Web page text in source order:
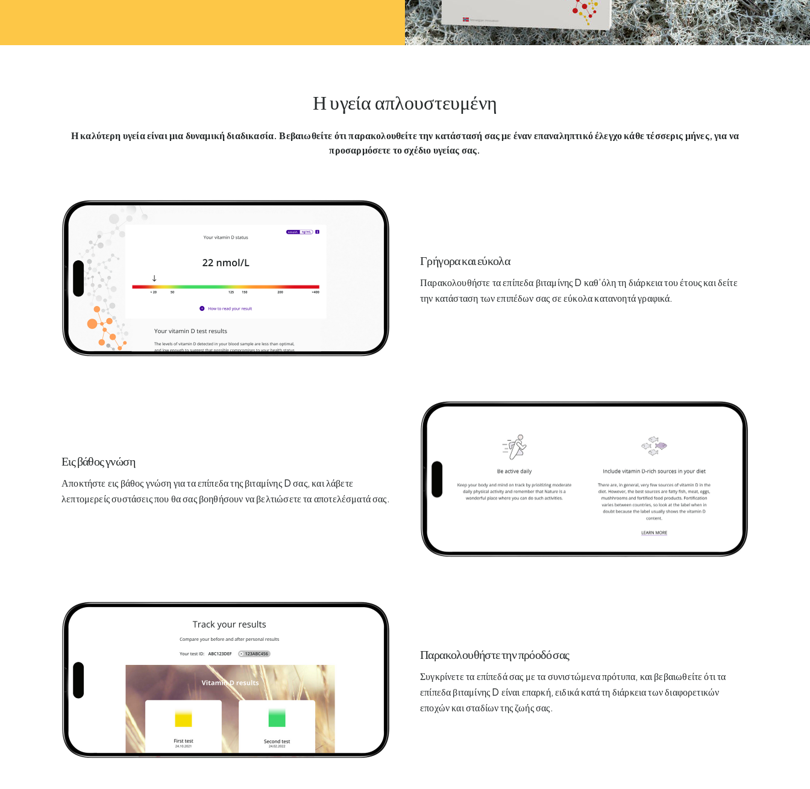
Η υγεία απλουστευμένη
Η καλύτερη υγεία είναι μια δυναμική διαδικασία. Βεβαιωθείτε ότι παρακολουθείτε την κατάστασή σας με έναν επαναληπτικό έλεγχο κάθε τέσσερις μήνες, για να
προσαρμόσετε το σχέδιο υγείας σας.
Γρήγορα και εύκολα
Παρακολουθήστε τα επίπεδα βιταμίνης D καθ’όλη τη διάρκεια του έτους και δείτε
την κατάσταση των επιπέδων σας σε εύκολα κατανοητά γραφικά.
Εις βάθος γνώση
Αποκτήστε εις βάθος γνώση για τα επίπεδα της βιταμίνης D σας, και λάβετε
λεπτομερείς συστάσεις που θα σας βοηθήσουν να βελτιώσετε τα αποτελέσματά σας.
Παρακολουθήστε την πρόοδό σας
Συγκρίνετε τα επίπεδά σας με τα συνιστώμενα πρότυπα, και βεβαιωθείτε ότι τα
επίπεδα βιταμίνης D είναι επαρκή, ειδικά κατά τη διάρκεια των διαφορετικών
εποχών και σταδίων της ζωής σας.